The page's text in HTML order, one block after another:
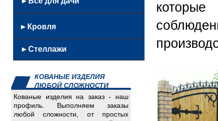
Кованная
кровать
Кованные
Скамейки
из
стали
Кованные
скамейки
Урны
лестниц
Перила
Ворота,
Детали
для
авто
Инвалидный
Простые
Лестницы
нержавейки
Железобетонные
Скамейки
Качели
Мангалы
инвентарь
►Кровля
Кровельные
панели
Мягкая
кровля
►Стеллажи
КОВАНЫЕ ИЗДЕЛИЯ
ЛЮБОЙ СЛОЖНОСТИ
Кованые изделия на заказ - наш
профиль. Выполняем заказы
любой сложности, от простых